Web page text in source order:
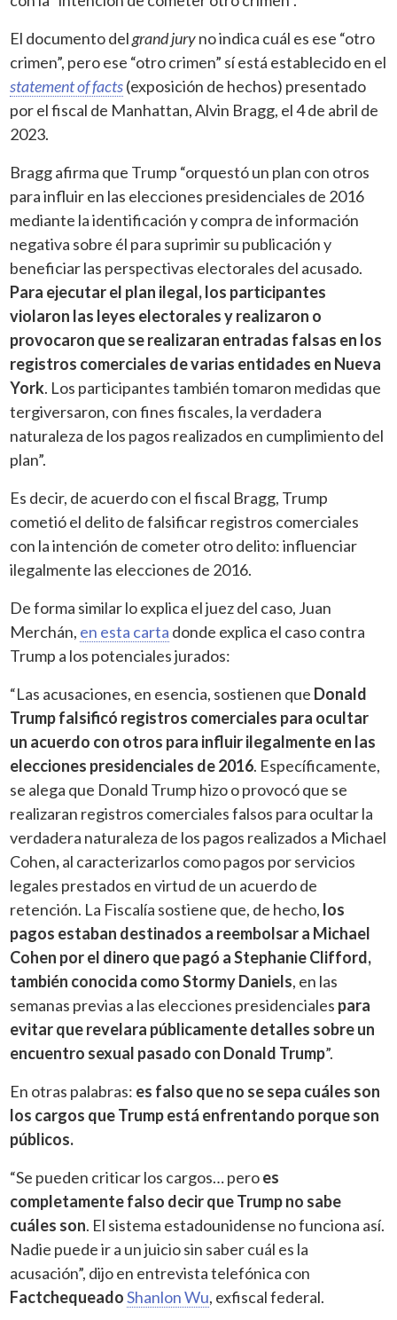
El documento delgrand juryno indica cuál es ese “otro
crimen”, pero ese “otro crimen” sí está establecido en el
statement of facts(exposición de hechos) presentado
por el fiscal de Manhattan, Alvin Bragg, el 4 de abril de
2023.
Bragg afirma que Trump “orquestó un plan con otros
para influir en las elecciones presidenciales de 2016
mediante la identificación y compra de información
negativa sobre él para suprimir su publicación y
beneficiar las perspectivas electorales del acusado.
Para ejecutar el plan ilegal, los participantes
violaron las leyes electorales y realizaron o
provocaron que se realizaran entradas falsas en los
registros comerciales de varias entidades en Nueva
York. Los participantes también tomaron medidas que
tergiversaron, con fines fiscales, la verdadera
naturaleza de los pagos realizados en cumplimiento del
plan”.
Es decir, de acuerdo con el fiscal Bragg, Trump
cometió el delito de falsificar registros comerciales
con la intención de cometer otro delito: influenciar
ilegalmente las elecciones de 2016.
De forma similar lo explica el juez del caso, Juan
Merchán, en esta carta donde explica el caso contra
Trump a los potenciales jurados:
“Las acusaciones, en esencia, sostienen que Donald
Trump falsificó registros comerciales para ocultar
un acuerdo con otros para influir ilegalmente en las
elecciones presidenciales de 2016. Específicamente,
se alega que Donald Trump hizo o provocó que se
realizaran registros comerciales falsos para ocultar la
verdadera naturaleza de los pagos realizados a Michael
Cohen,al caracterizarlos como pagos por servicios
legales prestados en virtud de un acuerdo de
retención. La Fiscalía sostiene que, de hecho, los
pagos estaban destinados a reembolsar a Michael
Cohen por el dinero que pagó a Stephanie Clifford,
también conocida como Stormy Daniels, en las
semanas previas a las elecciones presidenciales para
evitar que revelara públicamente detalles sobre un
encuentro sexual pasado con Donald Trump”.
En otras palabras: es falso que no se sepa cuáles son
los cargos que Trump está enfrentando porque son
públicos.
“Se pueden criticar los cargos… peroes
completamente falso decir que Trump no sabe
cuáles son. El sistema estadounidense no funciona así.
Nadie puede ir a un juicio sin saber cuál es la
acusación”, dijo en entrevista telefónica con
FactchequeadoShanlon Wu, exfiscal federal.